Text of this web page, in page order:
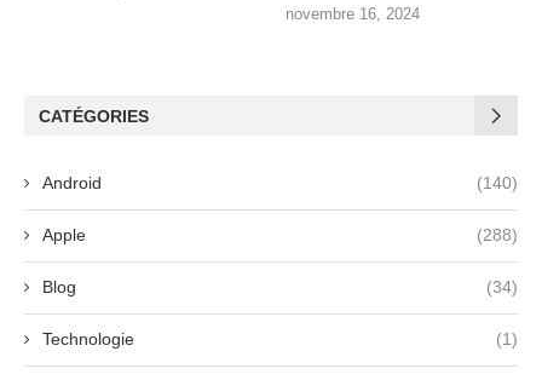
novembre 16, 2024
CATÉGORIES
Android (140)
Apple (288)
Blog (34)
Technologie (1)